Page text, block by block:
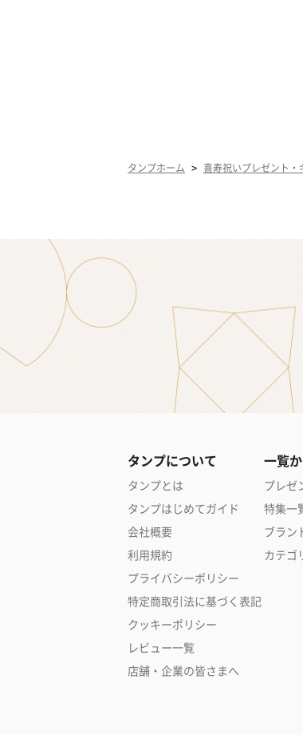
タンプホーム > 喜寿祝いプレゼント・
タンプについて
タンプとは
タンプはじめてガイド
会社概要
利用規約
プライバシーポリシー
特定商取引法に基づく表記
クッキーポリシー
レビュー一覧
店舗・企業の皆さまへ
一覧
プレゼ
特集一
ブラン
カテゴ